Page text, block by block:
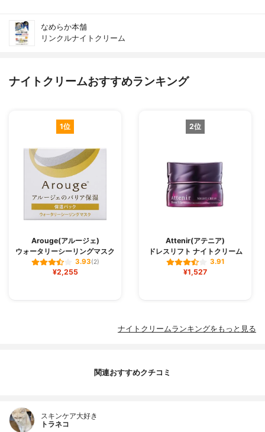
なめらか本舗
リンクルナイトクリーム
ナイトクリームおすすめランキング
1位
Arouge(アルージェ)
ウォータリーシーリングマスク
3.93(2)
¥2,255
2位
Attenir(アテニア)
ドレスリフト ナイトクリーム
3.91
¥1,527
ナイトクリームランキングをもっと見る
関連おすすめクチコミ
スキンケア大好き
トラネコ